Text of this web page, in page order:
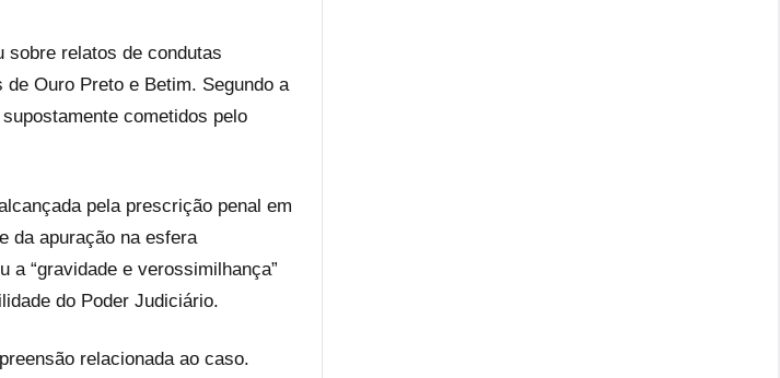
sobre relatos de condutas
Ouro Preto e Betim. Segundo a
cometidos pelo
pela prescrição penal em
da apuração na esfera
“gravidade e verossimilhança”
do Poder Judiciário.
relacionada ao caso.